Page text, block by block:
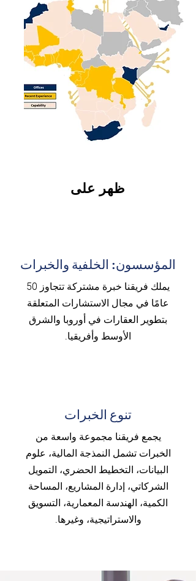
ظهر على
المؤسسون: الخلفية والخبرات
يملك فريقنا خبرة مشتركة تتجاوز 50
عامًا في مجال الاستشارات المتعلقة
بتطوير العقارات في أوروبا والشرق
الأوسط وأفريقيا.
تنوع الخبرات
يجمع فريقنا مجموعة واسعة من
الخبرات تشمل النمذجة المالية، علوم
البيانات، التخطيط الحضري، التمويل
الشركاتي، إدارة المشاريع، المساحة
الكمية، الهندسة المعمارية، التسويق
والاستراتيجية، وغيرها.